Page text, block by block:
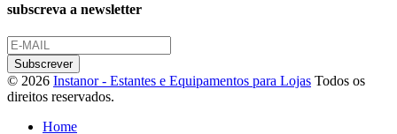
subscreva a newsletter
© 2026 Instanor - Estantes e Equipamentos para Lojas Todos os
direitos reservados.
Home